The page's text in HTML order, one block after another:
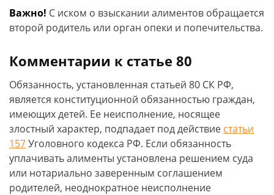
Важно! С иском о взыскании алиментов обращается
второй родитель или орган опеки и попечительства.
Комментарии к статье 80
Обязанность, установленная статьей 80 СК РФ,
является конституционной обязанностью граждан,
имеющих детей. Ее неисполнение, носящее
злостный характер, подпадает под действие статьи
157Уголовного кодекса РФ. Если обязанность
уплачивать алименты установлена решением суда
или нотариально заверенным соглашением
родителей, неоднократное неисполнение